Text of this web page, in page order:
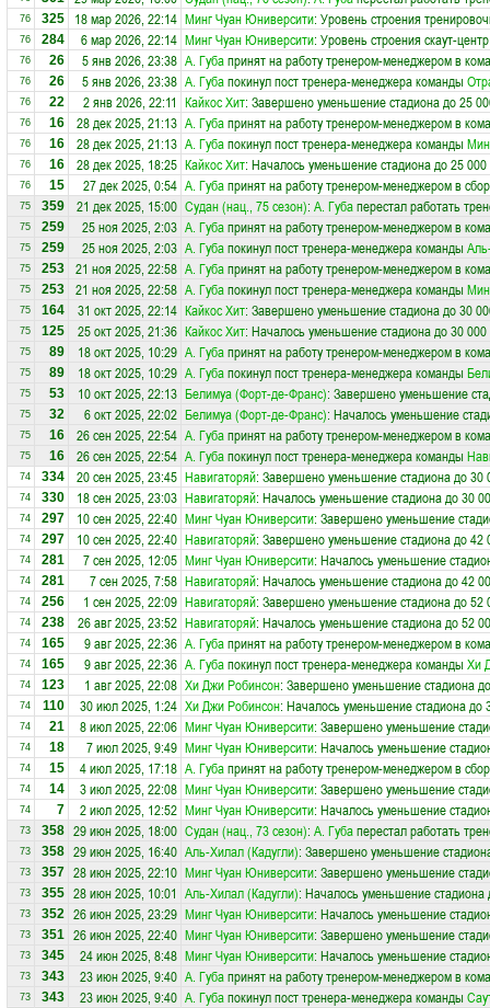
76 325 18 мар 2026, 22:14 Минг Чуан Юниверсити: Уровень строения
76 284 6 мар 2026, 22:14 Минг Чуан Юниверсити: Уровень строения скаут-
76 26 5 янв 2026, 23:38 А. Губапринят на работу тренером-менеджером в
76 26 5 янв 2026, 23:38 А. Губапокинул пост тренера-менеджера команды
76 22 2 янв 2026, 22:11 Кайкос Хит: Завершено уменьшение стадиона до 25
76 16 28 дек 2025, 21:13 А. Губапринят на работу тренером-менеджером в
76 16 28 дек 2025, 21:13 А. Губапокинул пост тренера-менеджера команды
76 16 28 дек 2025, 18:25 Кайкос Хит: Началось уменьшение стадиона до 25 000
76 15 27 дек 2025, 0:54 А. Губапринят на работу тренером-менеджером в
75 359 21 дек 2025, 15:00 Судан (нац., 75 сезон): А. Губаперестал работать
75 259 25 ноя 2025, 2:03 А. Губапринят на работу тренером-менеджером в
75 259 25 ноя 2025, 2:03 А. Губапокинул пост тренера-менеджера команды
75 253 21 ноя 2025, 22:58 А. Губапринят на работу тренером-менеджером в
75 253 21 ноя 2025, 22:58 А. Губапокинул пост тренера-менеджера команды
75 164 31 окт 2025, 22:14 Кайкос Хит: Завершено уменьшение стадиона до 30
75 125 25 окт 2025, 21:36 Кайкос Хит: Началось уменьшение стадиона до 30 000
75 89 18 окт 2025, 10:29 А. Губапринят на работу тренером-менеджером в
75 89 18 окт 2025, 10:29 А. Губапокинул пост тренера-менеджера команды
75 53 10 окт 2025, 22:13 Белимуа (Форт-де-Франс): Завершено уменьшение
75 32 6 окт 2025, 22:02 Белимуа (Форт-де-Франс): Началось уменьшение
75 16 26 сен 2025, 22:54 А. Губапринят на работу тренером-менеджером в
75 16 26 сен 2025, 22:54 А. Губапокинул пост тренера-менеджера команды
74 334 20 сен 2025, 23:45 Навигаторяй: Завершено уменьшение стадиона до 30
74 330 18 сен 2025, 23:03 Навигаторяй: Началось уменьшение стадиона до 30
74 297 10 сен 2025, 22:40 Минг Чуан Юниверсити: Завершено уменьшение
74 297 10 сен 2025, 22:40 Навигаторяй: Завершено уменьшение стадиона до 42
74 281 7 сен 2025, 12:05 Минг Чуан Юниверсити: Началось уменьшение
74 281 7 сен 2025, 7:58 Навигаторяй: Началось уменьшение стадиона до 42
74 256 1 сен 2025, 22:09 Навигаторяй: Завершено уменьшение стадиона до 52
74 238 26 авг 2025, 23:52 Навигаторяй: Началось уменьшение стадиона до 52
74 165 9 авг 2025, 22:36 А. Губапринят на работу тренером-менеджером в
74 165 9 авг 2025, 22:36 А. Губапокинул пост тренера-менеджера командыХи
74 123 1 авг 2025, 22:08 Хи Джи Робинсон: Завершено уменьшение стадиона
74 110 30 июл 2025, 1:24 Хи Джи Робинсон: Началось уменьшение стадиона до
74 21 8 июл 2025, 22:06 Минг Чуан Юниверсити: Завершено уменьшение
74 18 7 июл 2025, 9:49 Минг Чуан Юниверсити: Началось уменьшение
74 15 4 июл 2025, 17:18 А. Губапринят на работу тренером-менеджером в
74 14 3 июл 2025, 22:08 Минг Чуан Юниверсити: Завершено уменьшение
74 7 2 июл 2025, 12:52 Минг Чуан Юниверсити: Началось уменьшение
73 358 29 июн 2025, 18:00 Судан (нац., 73 сезон): А. Губаперестал работать
73 358 29 июн 2025, 16:40 Аль-Хилал (Кадугли): Завершено уменьшение
73 357 28 июн 2025, 22:10 Минг Чуан Юниверсити: Завершено уменьшение
73 355 28 июн 2025, 10:01 Аль-Хилал (Кадугли): Началось уменьшение стадиона
73 352 26 июн 2025, 23:29 Минг Чуан Юниверсити: Началось уменьшение
73 351 26 июн 2025, 22:40 Минг Чуан Юниверсити: Завершено уменьшение
73 345 24 июн 2025, 8:48 Минг Чуан Юниверсити: Началось уменьшение
73 343 23 июн 2025, 9:40 А. Губапринят на работу тренером-менеджером в
73 343 23 июн 2025, 9:40 А. Губапокинул пост тренера-менеджера команды